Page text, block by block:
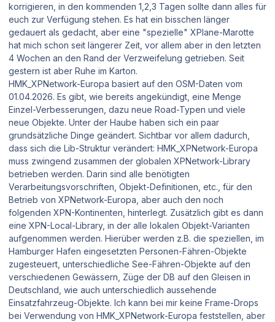
korrigieren, in den kommenden 1,2,3 Tagen sollte dann alles für
euch zur Verfügung stehen. Es hat ein bisschen länger
gedauert als gedacht, aber eine "spezielle" XPlane-Marotte
hat mich schon seit längerer Zeit, vor allem aber in den letzten
4 Wochen an den Rand der Verzweifelung getrieben. Seit
gestern ist aber Ruhe im Karton.
HMK_XPNetwork-Europa basiert auf den OSM-Daten vom
01.04.2026. Es gibt, wie bereits angekündigt, eine Menge
Einzel-Verbesserungen, dazu neue Road-Typen und viele
neue Objekte. Unter der Haube haben sich ein paar
grundsätzliche Dinge geändert. Sichtbar vor allem dadurch,
dass sich die Lib-Struktur verändert: HMK_XPNetwork-Europa
muss zwingend zusammen der globalen XPNetwork-Library
betrieben werden. Darin sind alle benötigten
Verarbeitungsvorschriften, Objekt-Definitionen, etc., für den
Betrieb von XPNetwork-Europa, aber auch den noch
folgenden XPN-Kontinenten, hinterlegt. Zusätzlich gibt es dann
eine XPN-Local-Library, in der alle lokalen Objekt-Varianten
aufgenommen werden. Hierüber werden z.B. die speziellen, im
Hamburger Hafen eingesetzten Personen-Fähren-Objekte
zugesteuert, unterschiedliche See-Fähren-Objekte auf den
verschiedenen Gewässern, Züge der DB auf den Gleisen in
Deutschland, wie auch unterschiedlich aussehende
Einsatzfahrzeug-Objekte. Ich kann bei mir keine Frame-Drops
bei Verwendung von HMK_XPNetwork-Europa feststellen, aber